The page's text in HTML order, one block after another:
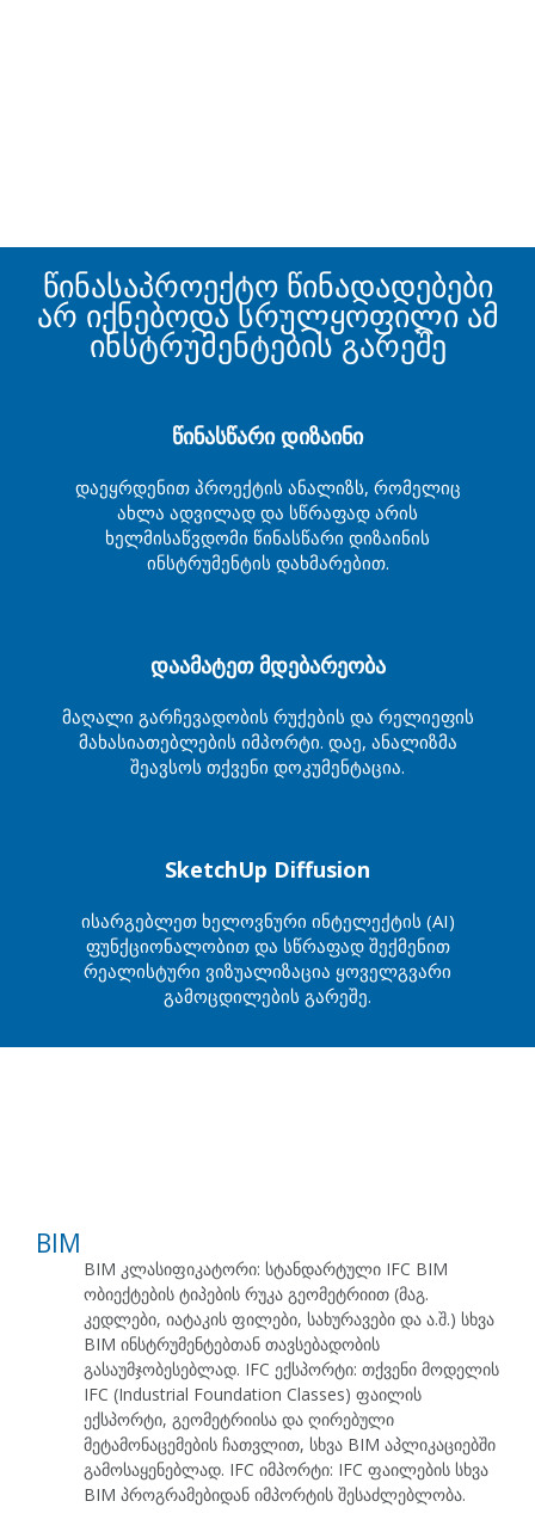
წინასაპროექტო წინადადებები
არ იქნებოდა სრულყოფილი ამ
ინსტრუმენტების გარეშე
წინასწარი დიზაინი
დაეყრდენით პროექტის ანალიზს, რომელიც
ახლა ადვილად და სწრაფად არის
ხელმისაწვდომი წინასწარი დიზაინის
ინსტრუმენტის დახმარებით.
დაამატეთ მდებარეობა
მაღალი გარჩევადობის რუქების და რელიეფის
მახასიათებლების იმპორტი. დაე, ანალიზმა
შეავსოს თქვენი დოკუმენტაცია.
SketchUp Diffusion
ისარგებლეთ ხელოვნური ინტელექტის (AI)
ფუნქციონალობით და სწრაფად შექმენით
რეალისტური ვიზუალიზაცია ყოველგვარი
გამოცდილების გარეშე.
BIM
BIM კლასიფიკატორი: სტანდარტული IFC BIM
ობიექტების ტიპების რუკა გეომეტრიით (მაგ.
კედლები, იატაკის ფილები, სახურავები და ა.შ.) სხვა
BIM ინსტრუმენტებთან თავსებადობის
გასაუმჯობესებლად. IFC ექსპორტი: თქვენი მოდელის
IFC (Industrial Foundation Classes) ფაილის
ექსპორტი, გეომეტრიისა და ღირებული
მეტამონაცემების ჩათვლით, სხვა BIM აპლიკაციებში
გამოსაყენებლად. IFC იმპორტი: IFC ფაილების სხვა
BIM პროგრამებიდან იმპორტის შესაძლებლობა.